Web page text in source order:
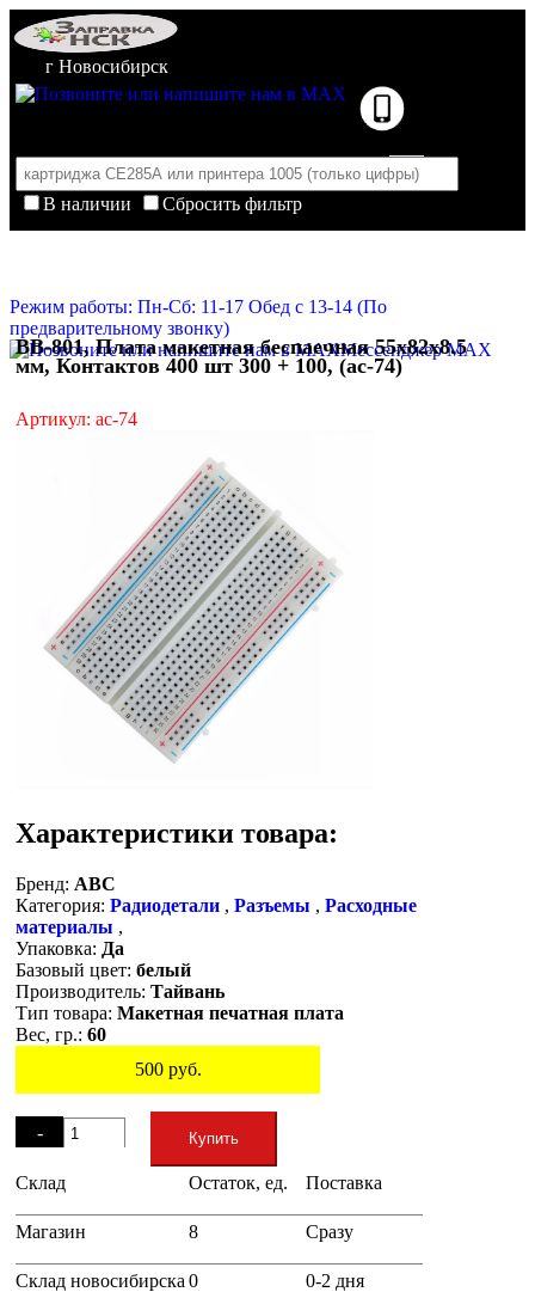
г Новосибирск
В наличии
Сбросить фильтр
Корзина пуста
Режим работы: Пн-Сб: 11-17 Обед с 13-14 (По
предварительному звонку)
Мессенджер MAX
BB-801, Плата макетная беспаечная 55х82х8.5
мм, Контактов 400 шт 300 + 100, (ac-74)
Артикул: ac-74
Характеристики товара:
Бренд: ABC
Категория: Радиодетали , Разъемы , Расходные
материалы ,
Упаковка: Да
Базовый цвет: белый
Производитель: Тайвань
Тип товара: Макетная печатная плата
Вес, гр.: 60
500руб.
-
+
Купить
Склад Остаток, ед. Поставка
Магазин 8 Сразу
Склад новосибирска 0 0-2 дня